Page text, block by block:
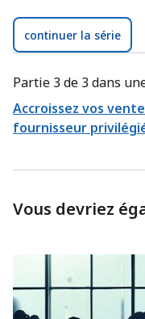
continuer la série
Partie 3 de 3 dans
Accroissez vos
fournisseur
Vous devriez